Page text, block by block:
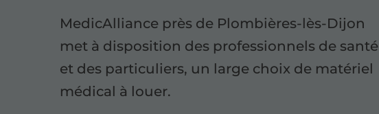
MedicAlliance près de Plombières-lès-Dijon
met à disposition des professionnels de santé
et des particuliers, un large choix de matériel
médical à louer.